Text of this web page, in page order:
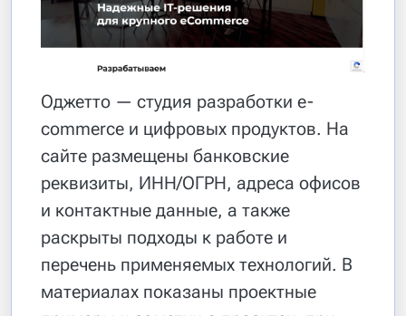
Оджетто — студия разработки e-
commerce и цифровых продуктов. На
сайте размещены банковские
реквизиты, ИНН/ОГРН, адреса офисов
и контактные данные, а также
раскрыты подходы к работе и
перечень применяемых технологий. В
материалах показаны проектные